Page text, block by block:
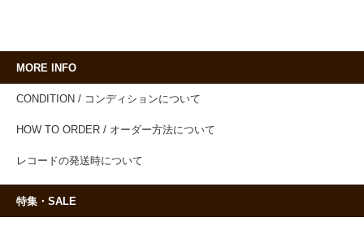
MORE INFO
CONDITION / コンディションについて
HOW TO ORDER / オーダー方法について
レコードの発送時について
特集・SALE